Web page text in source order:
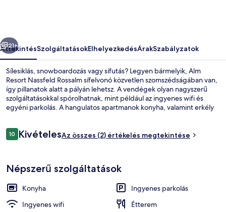
Következő
21+
ÁttekintésSzolgáltatásokElhelyezkedésÁrakSzabályzatok
Sílesiklás, snowboardozás vagy sífutás? Legyen bármelyik, Alm
Resort Nassfeld Rossalm sífelvonó közvetlen szomszédságában van,
így pillanatok alatt a pályán lehetsz. A vendégek olyan nagyszerű
szolgáltatásokkal spórolhatnak, mint például az ingyenes wifi és
egyéni parkolás. A hangulatos apartmanok konyha, valamint erkély
Értékelések
1010 ennyiből: 10
KivételesAz összes (2) értékelés megtekintése
Népszerű szolgáltatások
Konyha
Ingyenes parkolás
Ingyenes wifi
Étterem